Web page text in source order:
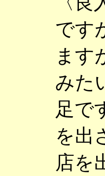
です
ます
みた
足で
を出
店を